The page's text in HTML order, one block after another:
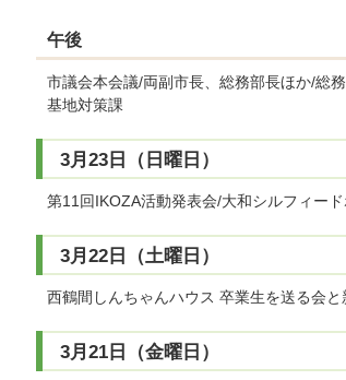
午後
市議会本会議/両副市長、総務部長ほか/総
基地対策課
3月23日（日曜日）
第11回IKOZA活動発表会/大和シルフィー
3月22日（土曜日）
西鶴間しんちゃんハウス 卒業生を送る会
3月21日（金曜日）